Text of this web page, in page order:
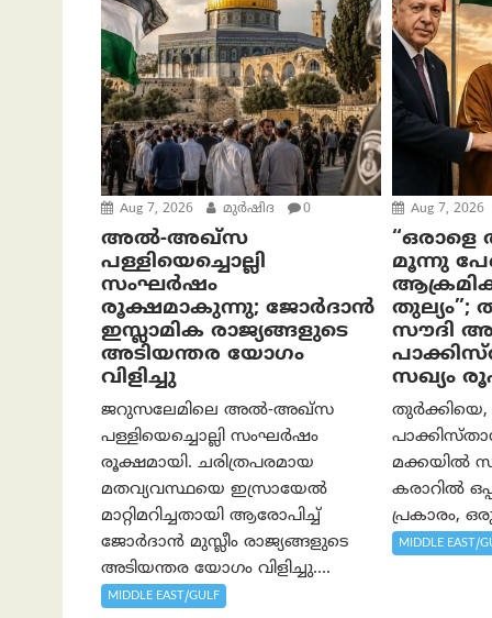
Aug 7, 2026 മുര്‍ഷിദ 0
അൽ-അഖ്‌സ
പള്ളിയെച്ചൊല്ലി
സംഘർഷം
രൂക്ഷമാകുന്നു; ജോർദാൻ
ഇസ്ലാമിക രാജ്യങ്ങളുടെ
അടിയന്തര യോഗം
വിളിച്ചു
ജറുസലേമിലെ അൽ-അഖ്‌സ
പള്ളിയെച്ചൊല്ലി സംഘർഷം
രൂക്ഷമായി. ചരിത്രപരമായ
മതവ്യവസ്ഥയെ ഇസ്രായേൽ
മാറ്റിമറിച്ചതായി ആരോപിച്ച്
ജോർദാൻ മുസ്ലീം രാജ്യങ്ങളുടെ
അടിയന്തര യോഗം വിളിച്ചു....
MIDDLE EAST/GULF
Aug 7, 2026
“ഒരാളെ
മൂന്നു
തുല്യം”;
സൗദി
സഖ്യം
മക്കയിൽ
കരാറിൽ
പ്രകാരം,
MIDDLE EAST/